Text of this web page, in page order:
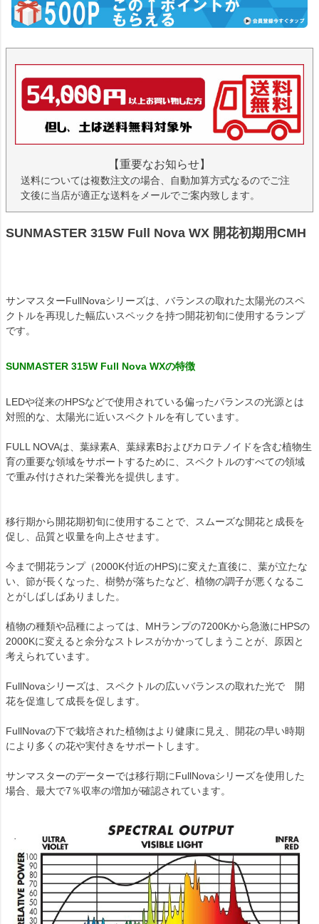
【重要なお知らせ】
送料については複数注文の場合、自動加算方式なるのでご注
文後に当店が適正な送料をメールでご案内致します。
SUNMASTER 315W Full Nova WX 開花初期用CMH
サンマスターFullNovaシリーズは、バランスの取れた太陽光のスペ
クトルを再現した幅広いスペックを持つ開花初旬に使用するランプ
です。
SUNMASTER 315W Full Nova WXの特徴
LEDや従来のHPSなどで使用されている偏ったバランスの光源とは
対照的な、太陽光に近いスペクトルを有しています。
FULL NOVAは、葉緑素A、葉緑素Bおよびカロテノイドを含む植物生
育の重要な領域をサポートするために、スペクトルのすべての領域
で重み付けされた栄養光を提供します。
移行期から開花期初旬に使用することで、スムーズな開花と成長を
促し、品質と収量を向上させます。
今まで開花ランプ（2000K付近のHPS)に変えた直後に、葉が立たな
い、節が長くなった、樹勢が落ちたなど、植物の調子が悪くなるこ
とがしばしばありました。
植物の種類や品種によっては、MHランプの7200Kから急激にHPSの
2000Kに変えると余分なストレスがかかってしまうことが、原因と
考えられています。
FullNovaシリーズは、スペクトルの広いバランスの取れた光で 開
花を促進して成長を促します。
FullNovaの下で栽培された植物はより健康に見え、開花の早い時期
により多くの花や実付きをサポートします。
サンマスターのデーターでは移行期にFullNovaシリーズを使用した
場合、最大で7％収率の増加が確認されています。